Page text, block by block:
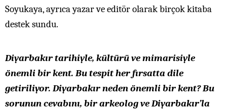
Soyukaya, ayrıca yazar ve editör olarak birçok kitaba
destek sundu.
Diyarbakır tarihiyle, kültürü ve mimarisiyle
önemli bir kent. Bu tespit her fırsatta dile
getiriliyor. Diyarbakır neden önemli bir kent? Bu
sorunun cevabını, bir arkeolog ve Diyarbakır’la